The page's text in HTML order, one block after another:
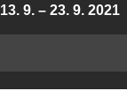
13. 9. – 23. 9. 2021